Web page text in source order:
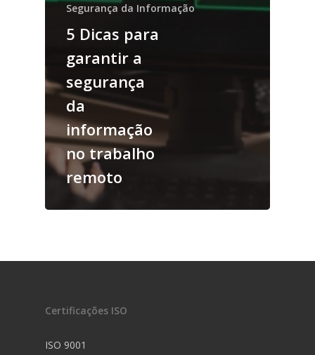
Segurança da Informação
5 Dicas para
garantir a
segurança
da
informação
no trabalho
remoto
Certificações ISO
ISO 9001